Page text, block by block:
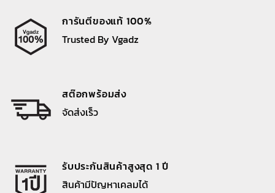
การันตีของแท้ 100%
Trusted By Vgadz
สต๊อกพร้อมส่ง
จัดส่งเร็ว
รับประกันสินค้าสูงสุด 1 ปี
สินค้ามีปัญหาเคลมได้